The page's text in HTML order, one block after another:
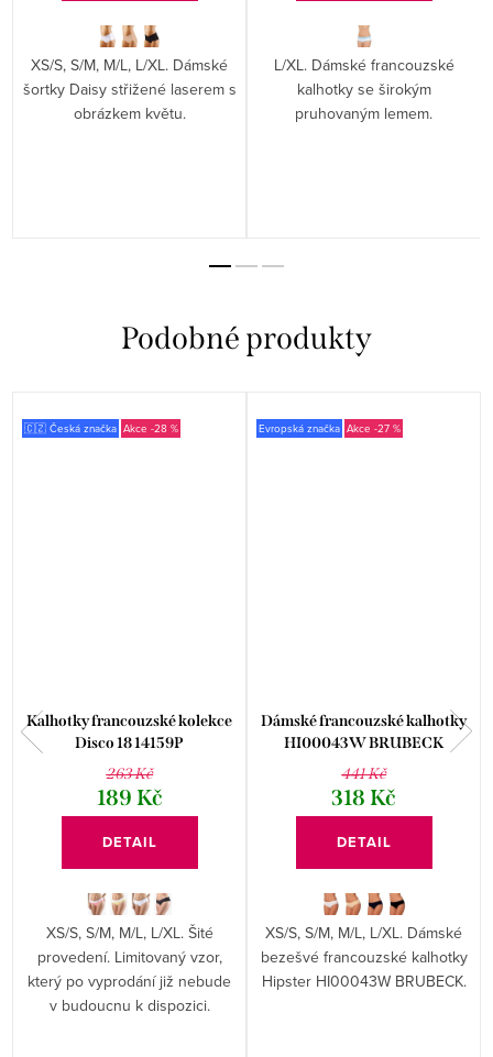
XS/S, S/M, M/L, L/XL. Dámské
šortky Daisy střižené laserem s
obrázkem květu.
L/XL. Dámské francouzské
kalhotky se širokým
pruhovaným lemem.
🇨🇿 Česká značka -28 %
Kalhotky francouzské kolekce
Disco 18 14159P
263 Kč
189 Kč
DETAIL
XS/S, S/M, M/L, L/XL. Šité
provedení. Limitovaný vzor,
který po vyprodání již nebude
v budoucnu k dispozici.
Evropská značka -27 %
Dámské francouzské kalhotky
HI00043W BRUBECK
441 Kč
318 Kč
DETAIL
XS/S, S/M, M/L, L/XL. Dámské
bezešvé francouzské kalhotky
Hipster HI00043W BRUBECK.